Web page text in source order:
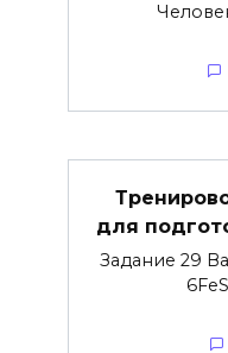
для
Задание 29